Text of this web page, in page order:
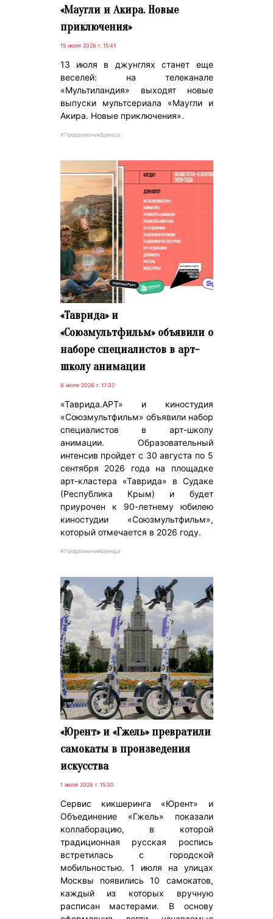
«Маугли и Акира. Новые
приключения»
15 июля 2026 г. 15:41
13 июля в джунглях станет еще
веселей: на телеканале
«Мультиландия» выходят новые
выпуски мультсериала «Маугли и
Акира. Новые приключения».
#ПродвижениеБренда
«Таврида» и
«Союзмультфильм» объявили о
наборе специалистов в арт-
школу анимации
8 июля 2026 г. 17:32
«Таврида.АРТ» и киностудия
«Союзмультфильм» объявили набор
специалистов в арт-школу
анимации. Образовательный
интенсив пройдет с 30 августа по 5
сентября 2026 года на площадке
арт-кластера «Таврида» в Судаке
(Республика Крым) и будет
приурочен к 90-летнему юбилею
киностудии «Союзмультфильм»,
который отмечается в 2026 году.
#ПродвижениеБренда
«Юрент» и «Гжель» превратили
самокаты в произведения
искусства
1 июля 2026 г. 15:30
Сервис кикшеринга «Юрент» и
Объединение «Гжель» показали
коллаборацию, в которой
традиционная русская роспись
встретилась с городской
мобильностью. 1 июля на улицах
Москвы появились 10 самокатов,
каждый из которых вручную
расписан мастерами. В основу